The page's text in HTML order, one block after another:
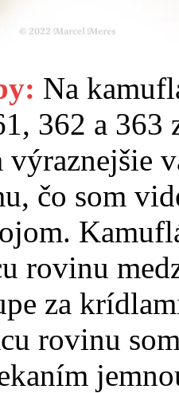
Na
362 a
výraznejšie
čo som
rovinu
za
rovinu